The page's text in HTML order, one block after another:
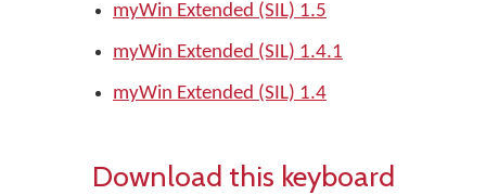
myWin Extended (SIL) 1.5
myWin Extended (SIL) 1.4.1
myWin Extended (SIL) 1.4
Download this keyboard